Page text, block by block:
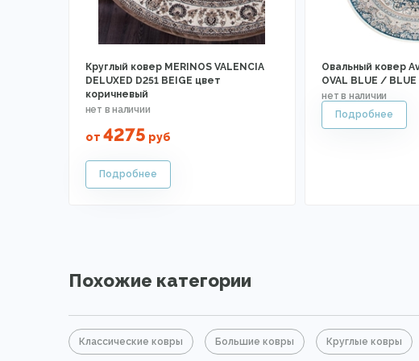
Круглый ковер MERINOS VALENCIA
DELUXED D251 BEIGE цвет
коричневый
от 4275 руб
Овальный ковер
OVAL BLUE / BLUE
Похожие категории
Классические ковры Большие ковры Круглые ковры